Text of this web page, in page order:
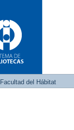
Facultad del Hábitat